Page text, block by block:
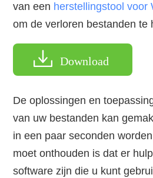
van een herstellingstool voor
om de verloren bestanden te
Download
De oplossingen en
van uw bestanden kan
in een paar seconden
moet onthouden is dat er
software zijn die u kunt